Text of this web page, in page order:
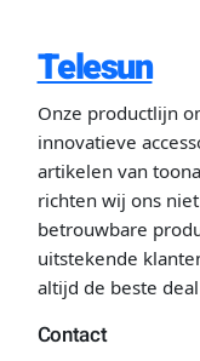
Telesun
Onze productlijn
innovatieve
artikelen van
richten wij ons
betrouwbare
uitstekende
altijd de beste
Contact